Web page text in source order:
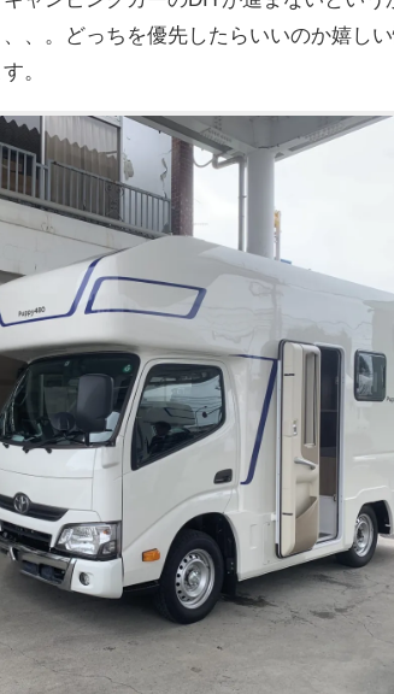
、。どっちを優先したらいいのか嬉し
。